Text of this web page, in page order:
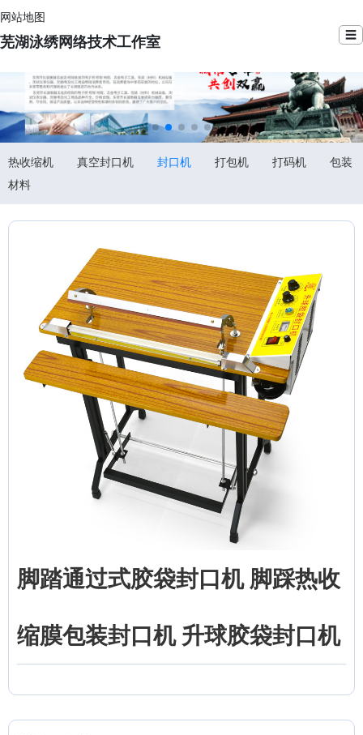
网站地图
芜湖泳绣网络技术工作室 ☰
热收缩机 真空封口机 封口机 打包机 打码机
包装
材料
脚踏通过式胶袋封口机 脚踩热收
缩膜包装封口机 升球胶袋封口机